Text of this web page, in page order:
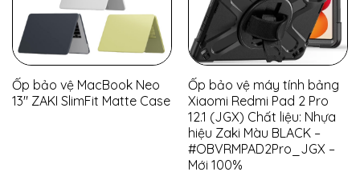
Ốp bảo vệ MacBook Neo
13″ ZAKI SlimFit Matte Case
Ốp bảo vệ máy tính bảng
Xiaomi Redmi Pad 2 Pro
12.1 (JGX) Chất liệu: Nhựa
hiệu Zaki Màu BLACK –
#OBVRMPAD2Pro_JGX –
Mới 100%